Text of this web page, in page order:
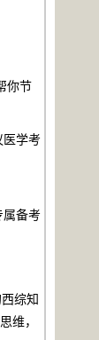
你节
学考
备考
综知
维，